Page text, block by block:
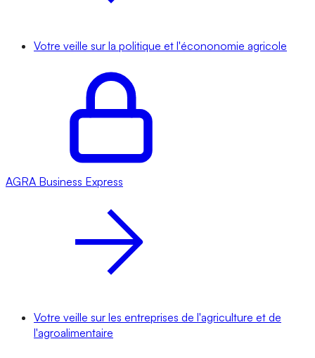
Votre veille sur la politique et l'écononomie agricole
AGRA Business Express
Votre veille sur les entreprises de l'agriculture et de
l'agroalimentaire